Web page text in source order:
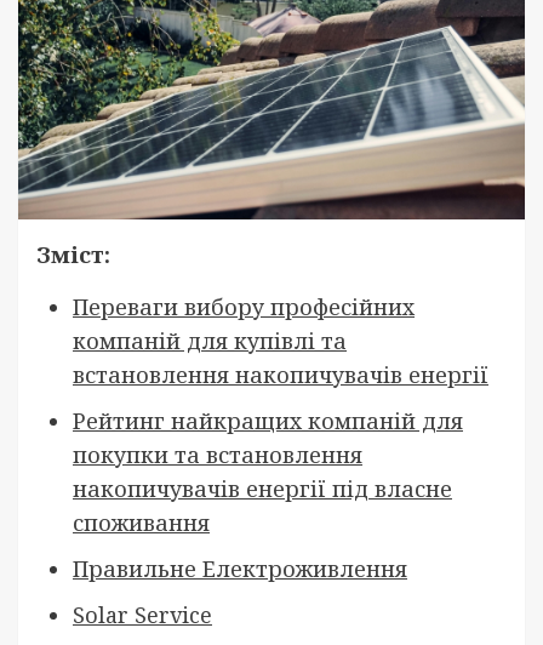
Зміст:
Переваги вибору професійних
компаній для купівлі та
встановлення накопичувачів енергії
Рейтинг найкращих компаній для
покупки та встановлення
накопичувачів енергії під власне
споживання
Правильне Електроживлення
Solar Service